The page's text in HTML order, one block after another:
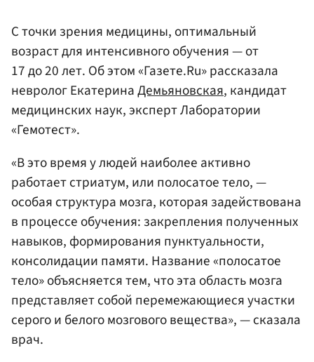
С точки зрения медицины, оптимальный
возраст для интенсивного обучения — от
17 до 20 лет. Об этом «Газете.Ru» рассказала
невролог ЕкатеринаДемьяновская, кандидат
медицинских наук, эксперт Лаборатории
«Гемотест».
«В это время у людей наиболее активно
работает стриатум, или полосатое тело, —
особая структура мозга, которая задействована
в процессе обучения: закрепления полученных
навыков, формирования пунктуальности,
консолидации памяти. Название «полосатое
тело» объясняется тем, что эта область мозга
представляет собой перемежающиеся участки
серого и белого мозгового вещества», — сказала
врач.